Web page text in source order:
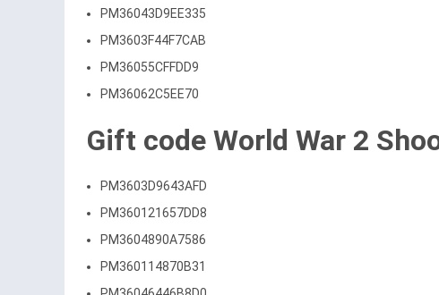
PM36043D9EE335
PM3603F44F7CAB
PM36055CFFDD9
PM36062C5EE70
Gift code World War 2
PM3603D9643AFD
PM360121657DD8
PM3604890A7586
PM360114870B31